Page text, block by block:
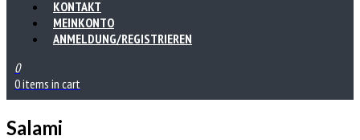
KONTAKT
MEINKONTO
ANMELDUNG/REGISTRIEREN
0
0 items in cart
Salami